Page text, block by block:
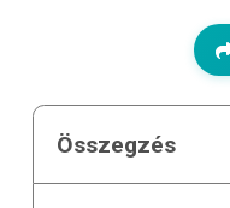
Összegzés